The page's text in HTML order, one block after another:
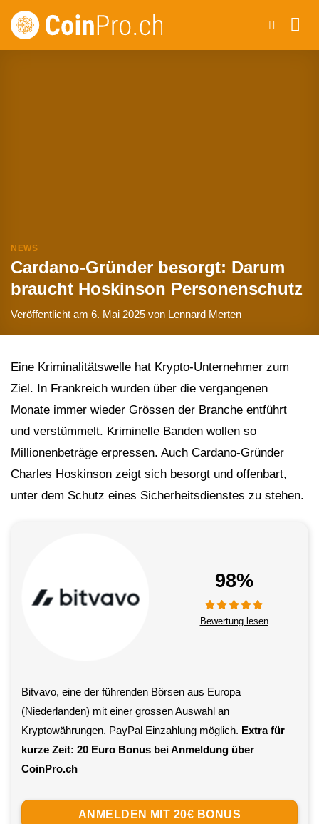
Zum
Inhalt
NEWS
Cardano-Gründer besorgt: Darum
braucht Hoskinson Personenschutz
Veröffentlicht am 6. Mai 2025 von Lennard Merten
Eine Kriminalitätswelle hat Krypto-Unternehmer zum
Ziel. In Frankreich wurden über die vergangenen
Monate immer wieder Grössen der Branche entführt
und verstümmelt. Kriminelle Banden wollen so
Millionenbeträge erpressen. Auch Cardano-Gründer
Charles Hoskinson zeigt sich besorgt und offenbart,
unter dem Schutz eines Sicherheitsdienstes zu stehen.
Bitvavo, eine der führenden Börsen aus Europa
(Niederlanden) mit einer grossen Auswahl an
Kryptowährungen. PayPal Einzahlung möglich. Extra für
kurze Zeit: 20 Euro Bonus bei Anmeldung über
CoinPro.ch
98%
Bewertung lesen
ANMELDEN MIT 20€ BONUS